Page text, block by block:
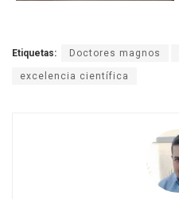
Etiquetas: Doctores magnos
excelencia científica